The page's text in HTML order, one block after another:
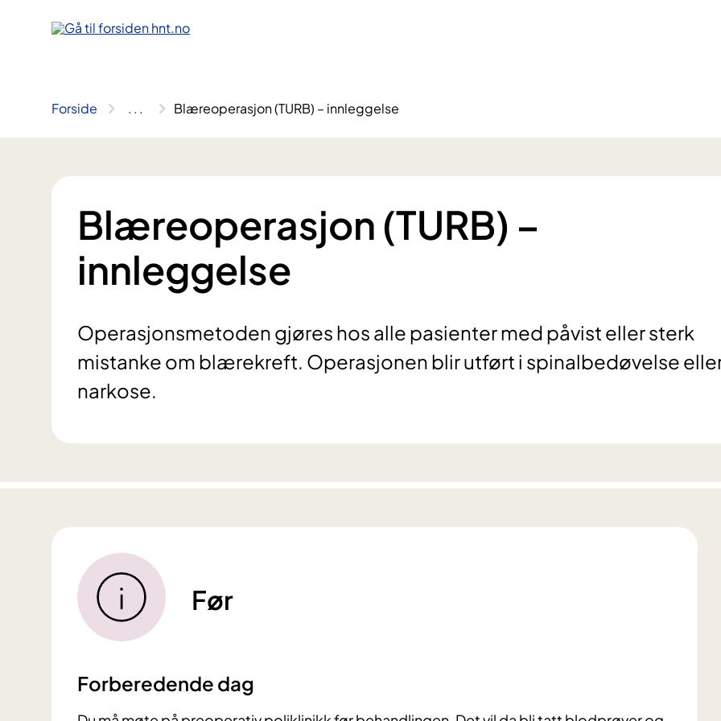
Forside .. . Blæreoperasjon (TURB) – innleggelse
Blæreoperasjon (TURB) –
innleggelse
Operasjonsmetoden gjøres hos alle pasienter med påvist eller sterk
mistanke om blærekreft. Operasjonen blir utført i spinalbedøvelse
narkose.
Før
Forberedende dag